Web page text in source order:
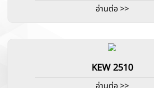
อ่านต่อ >>
KEW 2510